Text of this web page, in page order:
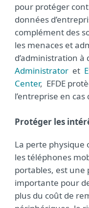
pour protéger
données
complément des
les menaces et
d’administration à
Administrator et
Center, EFDE
l’entreprise en
Protéger les
La perte physique
les téléphones
portables, est une
importante pour
plus du coût de